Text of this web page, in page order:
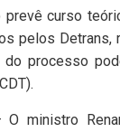
prevê curso
pelos
do processo
ministro